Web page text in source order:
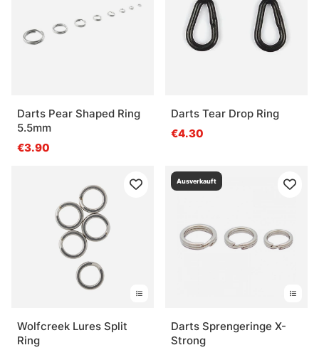
Darts Pear Shaped Ring
5.5mm
€3.90
Darts Tear Drop Ring
€4.30
Wolfcreek Lures Split
Ring
Ausverkauft
Darts Sprengeringe X-
Strong